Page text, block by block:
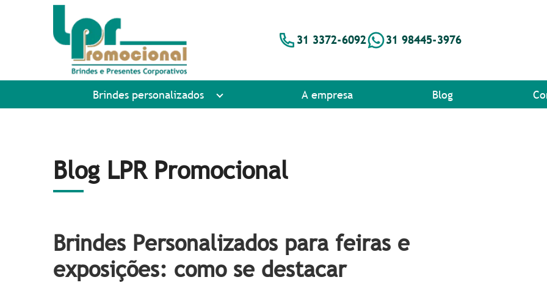
31 3372-6092 31 98445-3976
Brindes personalizados A empresa Blog
Blog LPR Promocional
Brindes Personalizados para feiras e
exposições: como se destacar